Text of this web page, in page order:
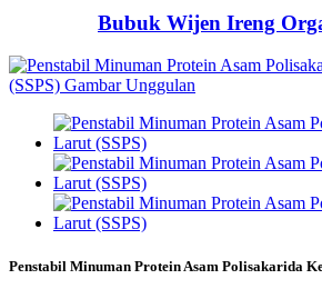
Bubuk Wijen Ireng
Penstabil Minuman Protein Asam Polisakarida